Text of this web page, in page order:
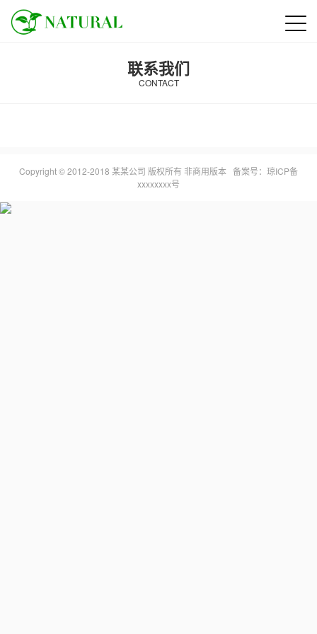
联系我们
CONTACT
Copyright © 2012-2018 某某公司 版权所有 非商用版本 备案号： 琼ICP备
xxxxxxxx号